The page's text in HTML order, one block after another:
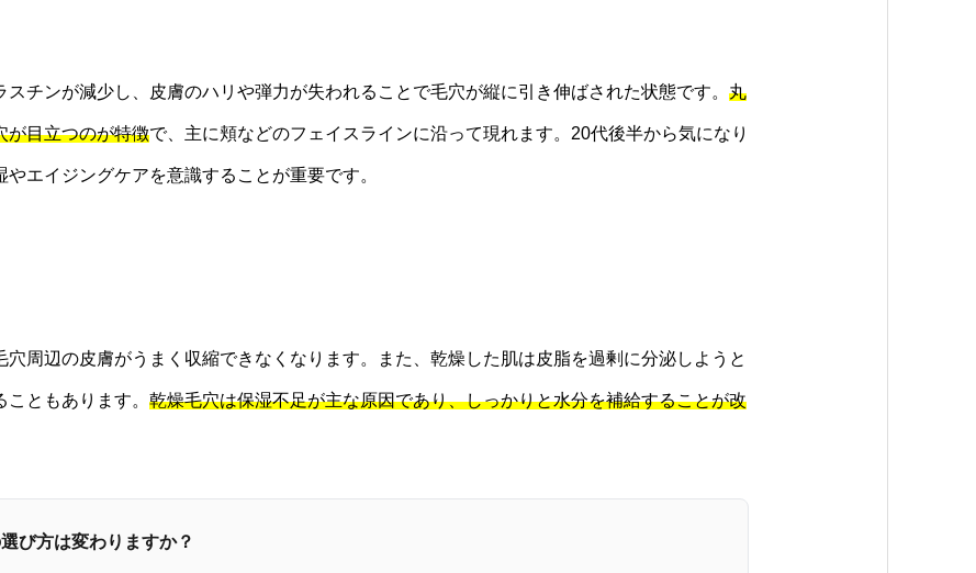
チンが減少し、皮膚のハリや弾力が失われることで毛穴が縦に引き伸ばされた状態です。 丸
が目立つのが特徴で、主に頬などのフェイスラインに沿って現れます。20代後半から気になり
エイジングケアを意識することが重要です。
周辺の皮膚がうまく収縮できなくなります。また、乾燥した肌は皮脂を過剰に分泌しようと
ともあります。 乾燥毛穴は保湿不足が主な原因であり、しっかりと水分を補給することが改
び方は変わりますか？